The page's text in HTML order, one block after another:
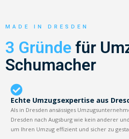
MADE IN DRESDEN
3 Gründe für
Schumacher
Echte Umzugsexpertise aus
Als in Dresden ansässiges
Dresden nach Augsburg wie kein anderer
um Ihren Umzug effizient und sicher zu